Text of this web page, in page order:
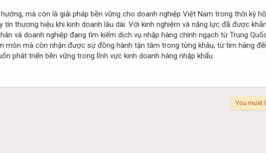
mà còn là giải pháp bền vững cho doanh nghiệp Việt Nam trong thời kỳ
thương hiệu khi kinh doanh lâu dài. Với kinh nghiệm và năng lực đã được
và doanh nghiệp đang tìm kiếm dịch vụ nhập hàng chính ngạch từ Trung
môn mà còn nhận được sự đồng hành tận tâm trong từng khâu, từ tìm hàng
phát triển bền vững trong lĩnh vực kinh doanh hàng nhập khẩu.
You must